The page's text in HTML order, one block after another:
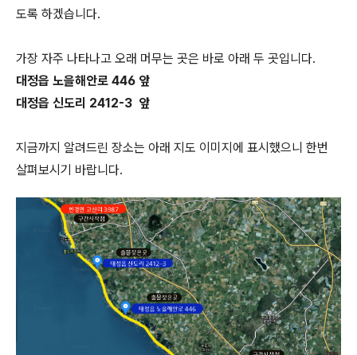
도록 하겠습니다.
가장 자주 나타나고 오래 머무는 곳은 바로 아래 두 곳입니다.
대정읍 노을해안로 446 앞
대정읍 신도리 2412-3 앞
지금까지 알려드린 장소는 아래 지도 이미지에 표시했으니 한번
살펴보시기 바랍니다.